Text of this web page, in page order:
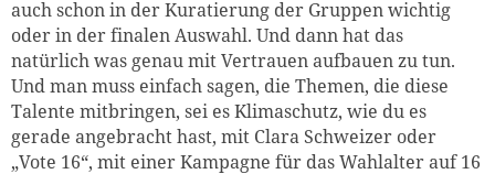
auch schon in der Kuratierung der Gruppen wichtig
oder in der finalen Auswahl. Und dann hat das
natürlich was genau mit Vertrauen aufbauen zu tun.
Und man muss einfach sagen, die Themen, die diese
Talente mitbringen, sei es Klimaschutz, wie du es
gerade angebracht hast, mit Clara Schweizer oder
„Vote 16“, mit einer Kampagne für das Wahlalter auf 16